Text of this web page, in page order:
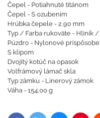
Čepel - Potiahnuté titánom
Čepel - S ozubením
Hrúbka čepele - 2,90 mm
Typ / Farba rukoväte - Hliník
Púzdro - Nylonové
S klipom
Dvojitý kotúč na opasok
Volfrámový lámač skla
Typ zámku - Linerový zámok
Váha - 154,00 g